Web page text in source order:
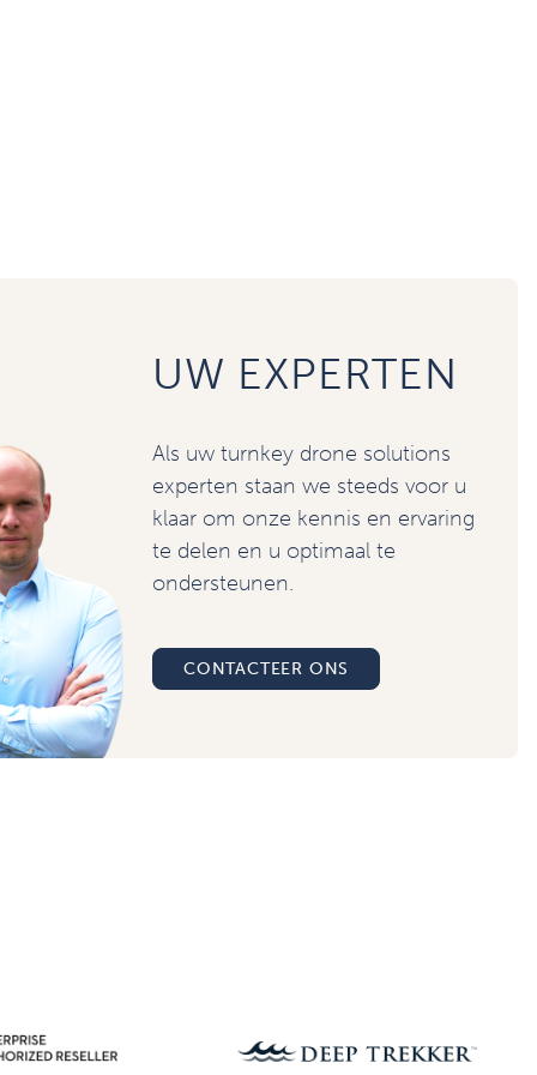
UW EXPERTEN
Als uw turnkey drone solutions
experten staan we steeds voor u
klaar om onze kennis en ervaring
te delen en u optimaal te
ondersteunen.
CONTACTEER ONS